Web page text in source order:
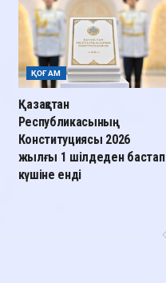
ҚОҒАМ
Қазақстан
Республикасының
Конституциясы 2026
жылғы 1 шілдеден бастап
күшіне енді